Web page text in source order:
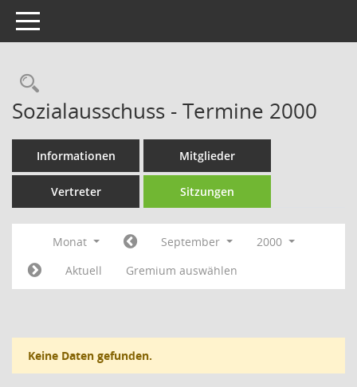
Toggle navigation
Rechercheauswahl
Sozialausschuss - Termine 2000
Informationen Mitglieder
Vertreter Sitzungen
Monat September
2000
Aktuell
Gremium auswählen
Keine Daten gefunden.